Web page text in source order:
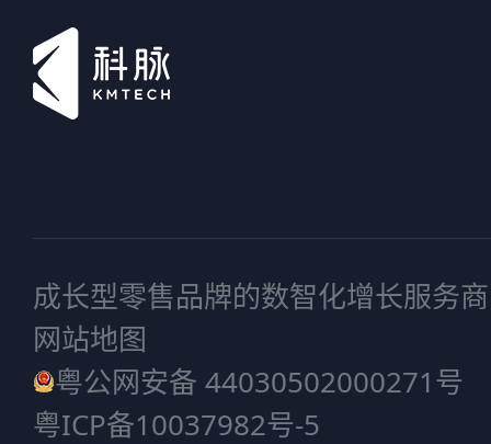
成长型零售品牌的数智化增长服务商
网站地图
粤公网安备 44030502000271号
粤ICP备10037982号-5